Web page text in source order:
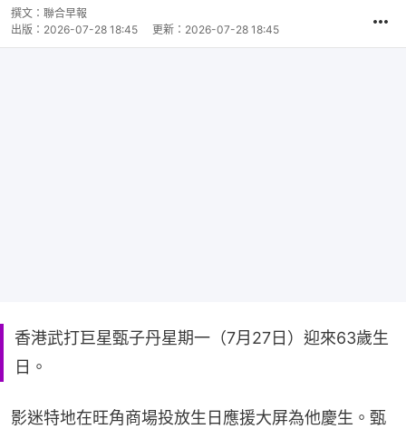
撰文： 聯合早報
出版： 2026-07-28 18:45 更新： 2026-07-28 18:45
香港武打巨星甄子丹星期一（7月27日）迎來63歲生
日。
影迷特地在旺角商場投放生日應援大屏為他慶生。甄